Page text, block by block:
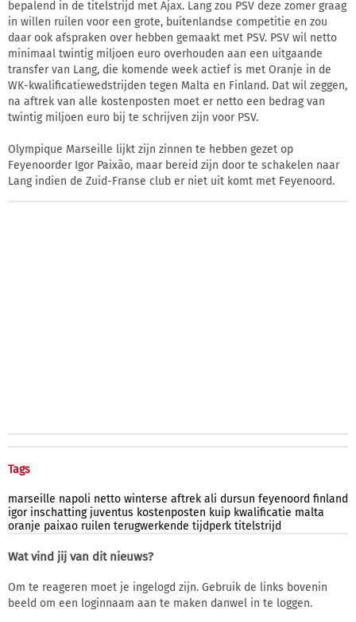
bepalend in de titelstrijd met Ajax. Lang zou PSV deze zomer graag
in willen ruilen voor een grote, buitenlandse competitie en zou
daar ook afspraken over hebben gemaakt met PSV. PSV wil netto
minimaal twintig miljoen euro overhouden aan een uitgaande
transfer van Lang, die komende week actief is met Oranje in de
WK-kwalificatiewedstrijden tegen Malta en Finland. Dat wil zeggen,
na aftrek van alle kostenposten moet er netto een bedrag van
twintig miljoen euro bij te schrijven zijn voor PSV.
Olympique Marseille lijkt zijn zinnen te hebben gezet op
Feyenoorder Igor Paixão, maar bereid zijn door te schakelen naar
Lang indien de Zuid-Franse club er niet uit komt met Feyenoord.
Tags
marseille napoli netto winterse aftrek ali dursun feyenoord finland
igor inschatting juventus kostenposten kuip kwalificatie malta
oranje paixao ruilen terugwerkende tijdperk titelstrijd
Wat vind jij van dit nieuws?
Om te reageren moet je ingelogd zijn. Gebruik de links bovenin
beeld om een loginnaam aan te maken danwel in te loggen.